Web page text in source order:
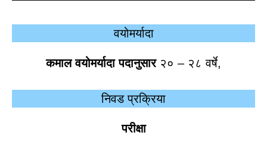
वयोमर्यादा
कमाल वयोमर्यादा पदानुसार २० – २८ वर्षे,
निवड प्रक्रिया
परीक्षा